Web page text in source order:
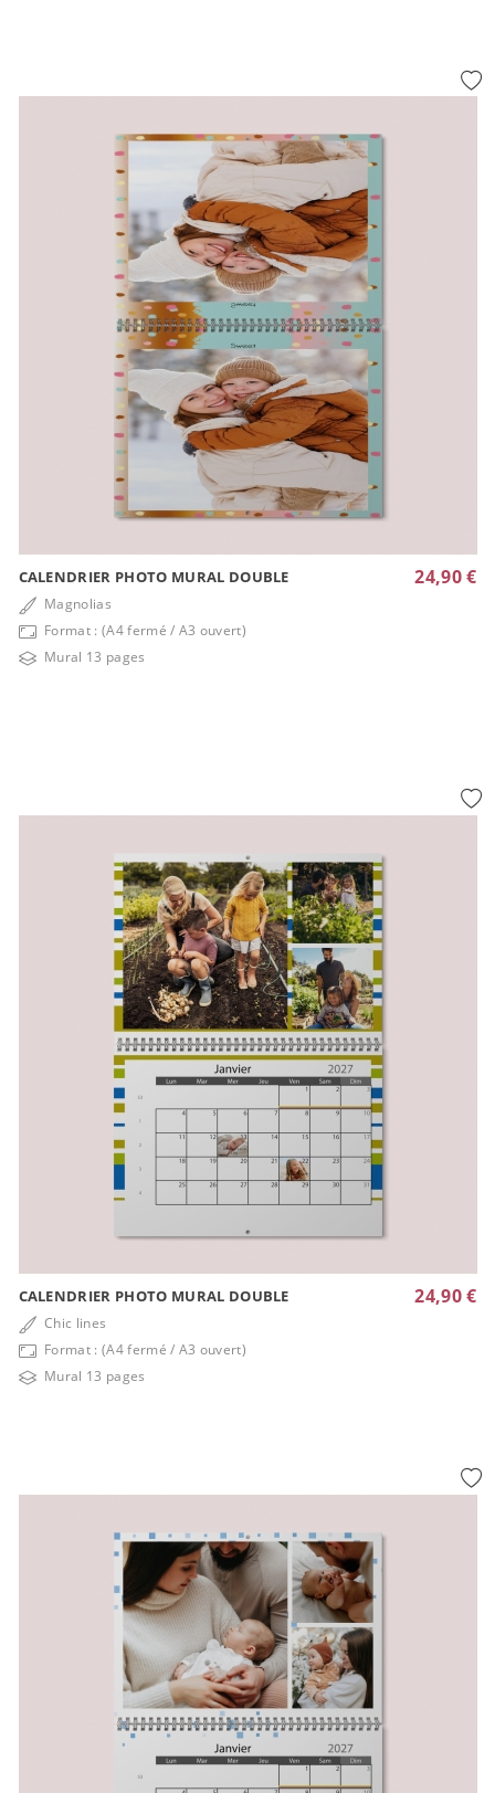
CALENDRIER PHOTO MURAL DOUBLE
Magnolias
Format : (A4 fermé / A3 ouvert)
Mural 13 pages
24,90 €
CALENDRIER PHOTO MURAL DOUBLE
Chic lines
Format : (A4 fermé / A3 ouvert)
Mural 13 pages
24,90 €